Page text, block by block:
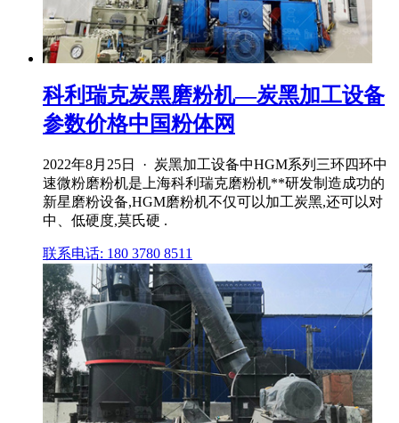
科利瑞克炭黑磨粉机—炭黑加工设备
参数价格中国粉体网
2022年8月25日 · 炭黑加工设备中HGM系列三环四环中
速微粉磨粉机是上海科利瑞克磨粉机**研发制造成功的
新星磨粉设备,HGM磨粉机不仅可以加工炭黑,还可以对
中、低硬度,莫氏硬 .
联系电话: 180 3780 8511